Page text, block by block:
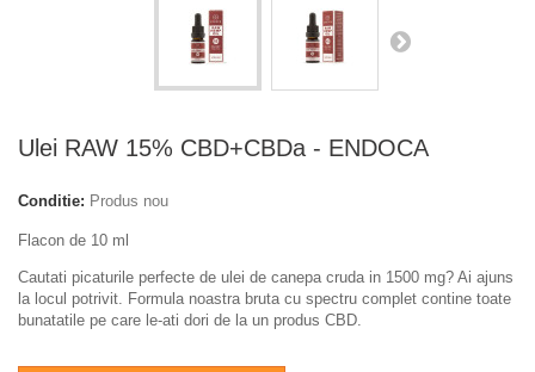
Ulei RAW 15% CBD+CBDa - ENDOCA
Conditie: Produs nou
Flacon de 10 ml
Cautati picaturile perfecte de ulei de canepa cruda in 1500 mg? Ai ajuns
la locul potrivit. Formula noastra bruta cu spectru complet contine toate
bunatatile pe care le-ati dori de la un produs CBD.